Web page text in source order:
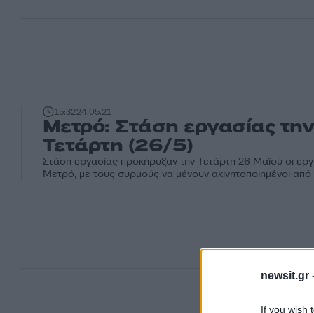
newsit.gr
If you wish
15:3224.05.21
Μετρό: Στάση εργασίας την
Τετάρτη (26/5)
Στάση εργασίας προκήρυξαν την Τετάρτη 26 Μαϊού οι
Μετρό, με τους συρμούς να μένουν ακινητοποιημένοι από